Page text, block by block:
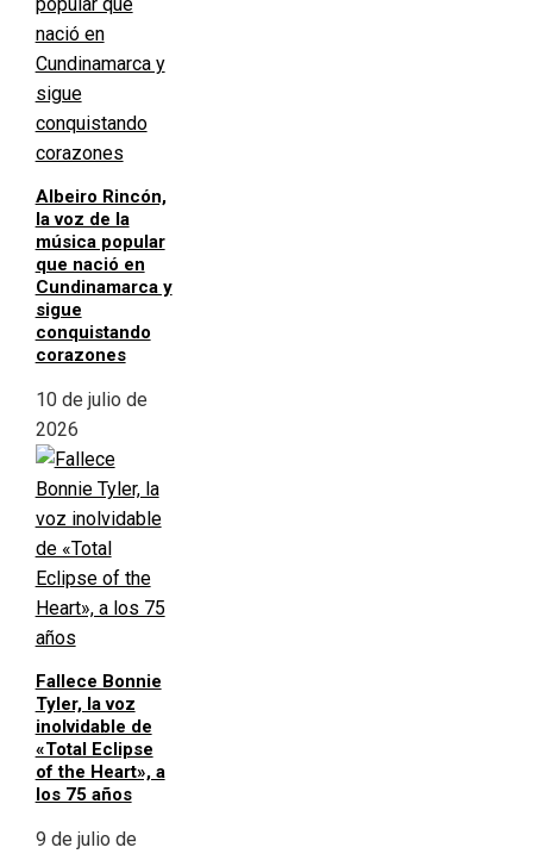
Albeiro Rincón,
la voz de la
música popular
que nació en
Cundinamarca y
sigue
conquistando
corazones
10 de julio de
2026
Fallece Bonnie
Tyler, la voz
inolvidable de
«Total Eclipse
of the Heart», a
los 75 años
9 de julio de